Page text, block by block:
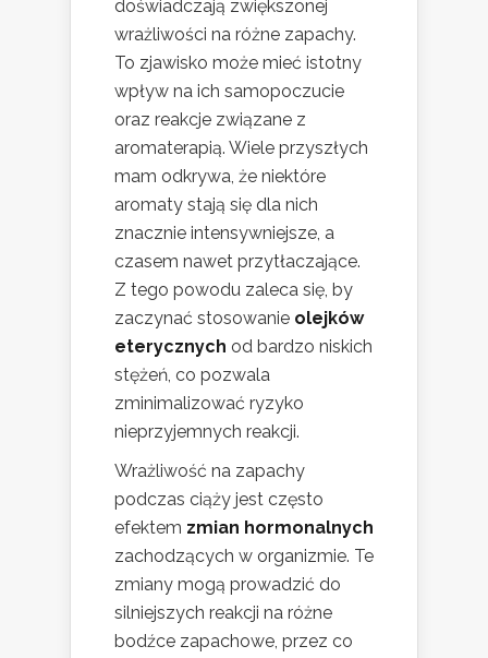
doświadczają zwiększonej
wrażliwości na różne zapachy.
To zjawisko może mieć istotny
wpływ na ich samopoczucie
oraz reakcje związane z
aromaterapią. Wiele przyszłych
mam odkrywa, że niektóre
aromaty stają się dla nich
znacznie intensywniejsze, a
czasem nawet przytłaczające.
Z tego powodu zaleca się, by
zaczynać stosowanie olejków
eterycznych od bardzo niskich
stężeń, co pozwala
zminimalizować ryzyko
nieprzyjemnych reakcji.
Wrażliwość na zapachy
podczas ciąży jest często
efektem zmian hormonalnych
zachodzących w organizmie. Te
zmiany mogą prowadzić do
silniejszych reakcji na różne
bodźce zapachowe, przez co